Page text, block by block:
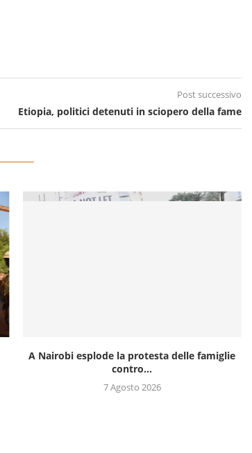
Post successivo
Etiopia, politici detenuti in sciopero della fame
A Nairobi esplode la protesta delle famiglie
contro...
7 Agosto 2026